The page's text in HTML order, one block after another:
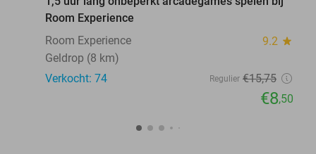
Room Experience
Room Experience
9.2 star
Geldrop (8 km)
Verkocht: 74
Regulier €15,75
€8,50